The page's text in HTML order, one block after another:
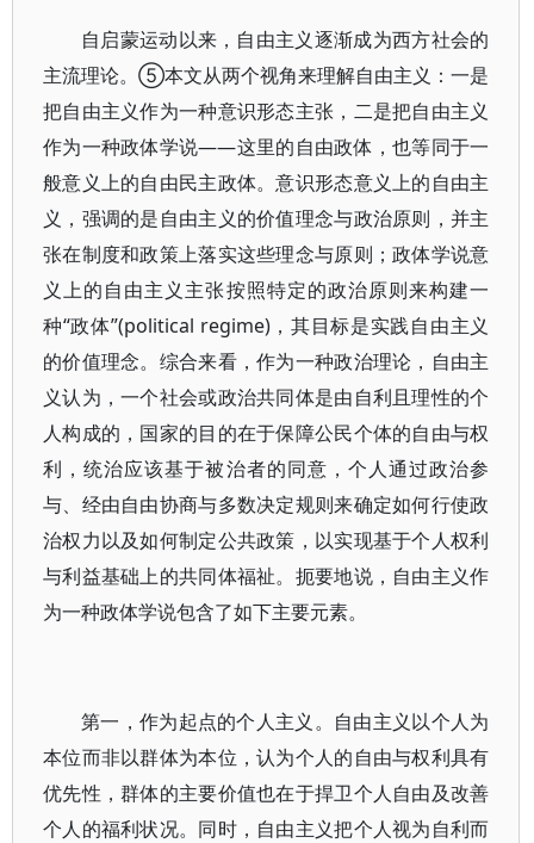
自启蒙运动以来，自由主义逐渐成为西方社会的
主流理论。⑤本文从两个视角来理解自由主义：一是
把自由主义作为一种意识形态主张，二是把自由主义
作为一种政体学说——这里的自由政体，也等同于一
般意义上的自由民主政体。意识形态意义上的自由主
义，强调的是自由主义的价值理念与政治原则，并主
张在制度和政策上落实这些理念与原则；政体学说意
义上的自由主义主张按照特定的政治原则来构建一
种“政体”(political regime)，其目标是实践自由主义
的价值理念。综合来看，作为一种政治理论，自由主
义认为，一个社会或政治共同体是由自利且理性的个
人构成的，国家的目的在于保障公民个体的自由与权
利，统治应该基于被治者的同意，个人通过政治参
与、经由自由协商与多数决定规则来确定如何行使政
治权力以及如何制定公共政策，以实现基于个人权利
与利益基础上的共同体福祉。扼要地说，自由主义作
为一种政体学说包含了如下主要元素。
第一，作为起点的个人主义。自由主义以个人为
本位而非以群体为本位，认为个人的自由与权利具有
优先性，群体的主要价值也在于捍卫个人自由及改善
个人的福利状况。同时，自由主义把个人视为自利而